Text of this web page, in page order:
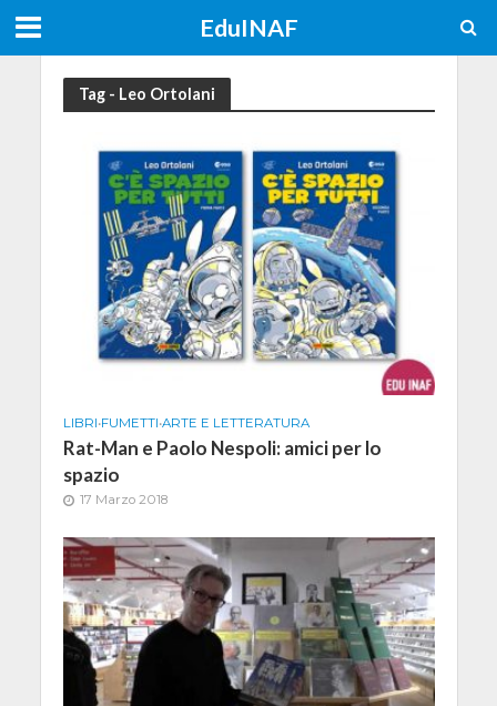
EduINAF
Tag - Leo Ortolani
LIBRI•FUMETTI•ARTE E LETTERATURA
Rat-Man e Paolo Nespoli: amici per lo
spazio
17 Marzo 2018